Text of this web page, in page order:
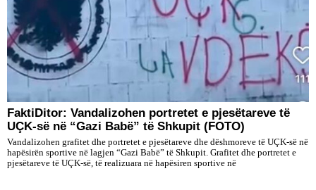
FaktiDitor: Vandalizohen portretet e pjesëtareve të
UÇK-së në “Gazi Babë” të Shkupit (FOTO)
Vandalizohen grafitet dhe portretet e pjesëtareve dhe dëshmoreve të UÇK-së në
hapësirën sportive në lagjen “Gazi Babë” të Shkupit. Grafitet dhe portretet e
pjesëtareve të UÇK-së, të realizuara në hapësiren sportive në